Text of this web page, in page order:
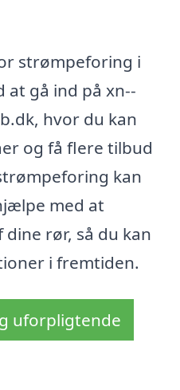
strømpeforing i
at gå ind på xn--
hvor du kan
og få flere tilbud
kan
med at
rør, så du kan
i fremtiden.
uforpligtende